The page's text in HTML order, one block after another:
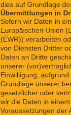
dies auf Grundlage
Übermittlungen in
Sofern wir Daten in
Europäischen Union
(EWR)) verarbeiten
von Diensten Dritter
Daten an Dritte
unserer
Einwilligung,
Grundlage unserer
gesetzlicher oder
wir die Daten in
Voraussetzungen der